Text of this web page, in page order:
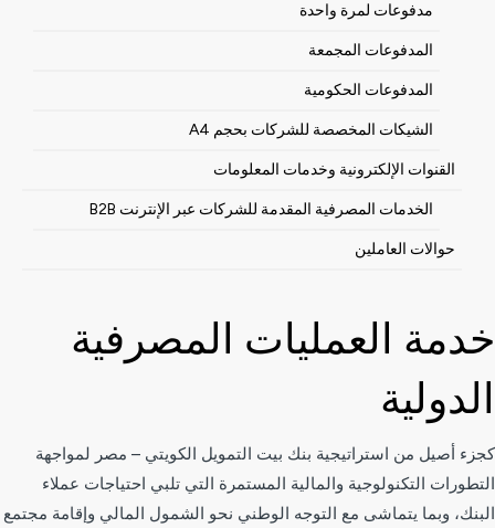
مدفوعات لمرة واحدة
المدفوعات المجمعة
المدفوعات الحكومية
الشيكات المخصصة للشركات بحجم A4
القنوات الإلكترونية وخدمات المعلومات
الخدمات المصرفية المقدمة للشركات عبر الإنترنت B2B
حوالات العاملين
خدمة العمليات المصرفية
الدولية
كجزء أصيل من استراتيجية بنك بيت التمويل الكويتي – مصر لمواجهة
التطورات التكنولوجية والمالية المستمرة التي تلبي احتياجات عملاء
البنك، وبما يتماشى مع التوجه الوطني نحو الشمول المالي وإقامة مجتمع